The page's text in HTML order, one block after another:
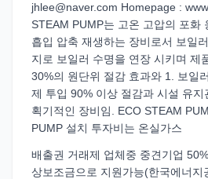
jhlee@naver.com Homepage :
STEAM PUMP는 고온 고압의 포화
흡입 압축 재생하는 장비로서 보일
지로 보일러 수명을 연장 시키며 제
30%의 원단위 절감 효과와 1. 보일
제 투입 90% 이상 절감과 시설 유지
획기적인 장비임. ECO STEAM
PUMP 설치 투자비는 온실가스
배출권 거래제 업체중 중견기업
상보조금으로 지원가능(한국에너지